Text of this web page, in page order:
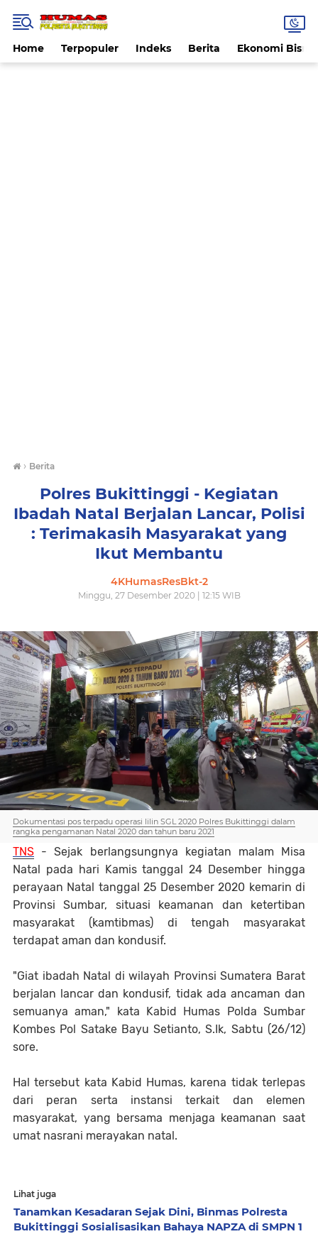
Home Terpopuler Indeks Berita Ekonomi Bisnis
› Berita
Polres Bukittinggi - Kegiatan
Ibadah Natal Berjalan Lancar, Polisi
: Terimakasih Masyarakat yang
Ikut Membantu
4KHumasResBkt-2
Minggu, 27 Desember 2020 | 12:15 WIB
Dokumentasi pos terpadu operasi lilin SGL 2020 Polres Bukittinggi dalam
rangka pengamanan Natal 2020 dan tahun baru 2021
TNS - Sejak berlangsungnya kegiatan malam Misa
Natal pada hari Kamis tanggal 24 Desember hingga
perayaan Natal tanggal 25 Desember 2020 kemarin di
Provinsi Sumbar, situasi keamanan dan ketertiban
masyarakat (kamtibmas) di tengah masyarakat
terdapat aman dan kondusif.
"Giat ibadah Natal di wilayah Provinsi Sumatera Barat
berjalan lancar dan kondusif, tidak ada ancaman dan
semuanya aman," kata Kabid Humas Polda Sumbar
Kombes Pol Satake Bayu Setianto, S.Ik, Sabtu (26/12)
sore.
Hal tersebut kata Kabid Humas, karena tidak terlepas
dari peran serta instansi terkait dan elemen
masyarakat, yang bersama menjaga keamanan saat
umat nasrani merayakan natal.
Lihat juga
Tanamkan Kesadaran Sejak Dini, Binmas Polresta
Bukittinggi Sosialisasikan Bahaya NAPZA di SMPN 1